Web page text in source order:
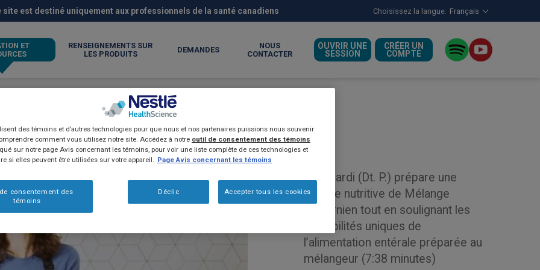
site est destiné uniquement aux professionnels de la santé canadiens Choisissez la langue: Français
ET
RENSEIGNEMENTS SUR
LES PRODUITS
DEMANDES
NOUS
CONTACTER
OUVRIR UNE
SESSION
CRÉER UN
COMPTE
(2024)
Lisa Vardi (Dt. P.) prépare une
recette nutritive de Mélange
californien tout en soulignant les
possibilités uniques de
l’alimentation entérale préparée au
mélangeur (7:38 minutes)
des témoins et d’autres technologies pour que nous et nos partenaires puissions nous souvenir
comment vous utilisez notre site. Accédez à notre outil de consentement des témoins
sur notre page Avis concernant les témoins, pour voir une liste complète de ces technologies et
si elles peuvent être utilisées sur votre appareil.
Page Avis concernant les témoins
Déclic Accepter tous les cookies
consentement des
témoins